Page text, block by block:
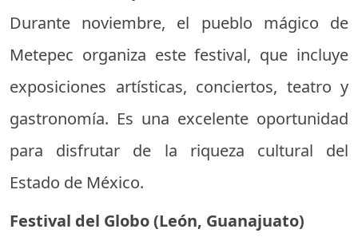
Durante noviembre, el pueblo mágico de
Metepec organiza este festival, que incluye
exposiciones artísticas, conciertos, teatro y
gastronomía. Es una excelente oportunidad
para disfrutar de la riqueza cultural del
Estado de México.
Festival del Globo (León, Guanajuato)